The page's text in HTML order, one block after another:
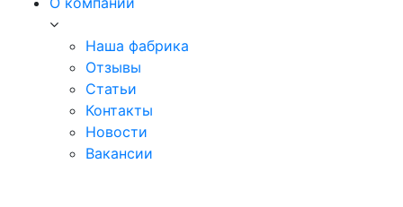
Наша фабрика
Отзывы
Статьи
Контакты
Новости
Вакансии